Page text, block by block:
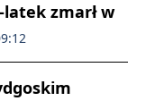
zmarł w